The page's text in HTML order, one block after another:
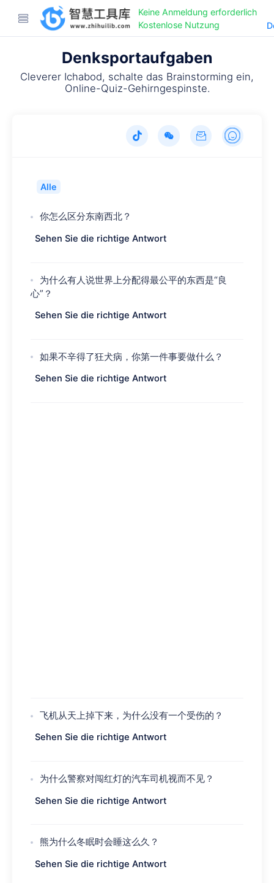
Keine Anmeldung erforderlich
Kostenlose Nutzung
Denksportaufgaben
Cleverer Ichabod, schalte das Brainstorming ein,
Online-Quiz-Gehirngespinste.
Alle
你怎么区分东南西北？
Sehen Sie die richtige Antwort
为什么有人说世界上分配得最公平的东西是“良
心”？
Sehen Sie die richtige Antwort
如果不辛得了狂犬病，你第一件事要做什么？
Sehen Sie die richtige Antwort
飞机从天上掉下来，为什么没有一个受伤的？
Sehen Sie die richtige Antwort
为什么警察对闯红灯的汽车司机视而不见？
Sehen Sie die richtige Antwort
熊为什么冬眠时会睡这么久？
Sehen Sie die richtige Antwort